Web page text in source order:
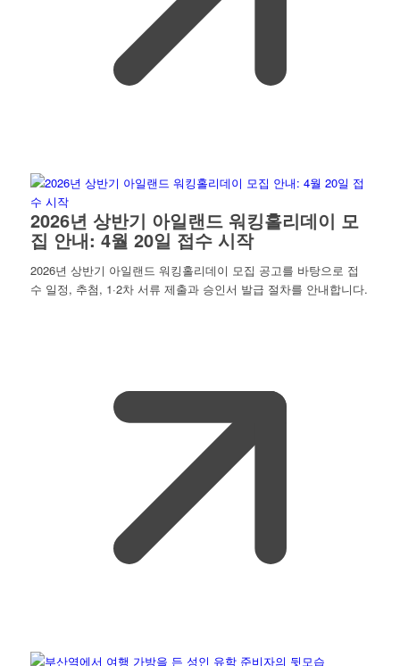
2026년 상반기 아일랜드 워킹홀리데이 모
집 안내: 4월 20일 접수 시작
2026년 상반기 아일랜드 워킹홀리데이 모집 공고를 바탕으로 접
수 일정, 추첨, 1·2차 서류 제출과 승인서 발급 절차를 안내합니다.